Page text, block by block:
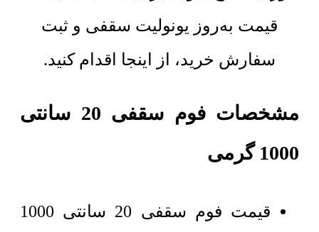
قیمت به‌روز یونولیت سقفی و ثبت
سفارش خرید، از اینجا اقدام کنید.
مشخصات فوم سقفی 20 سانتی
1000 گرمی
قیمت فوم سقفی 20 سانتی 1000